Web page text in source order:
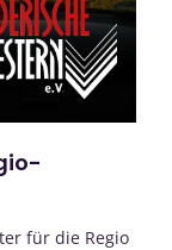
für die Regio